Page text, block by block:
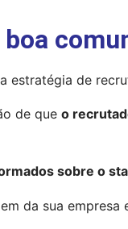
estratégia de
de que o
sobre o
da sua